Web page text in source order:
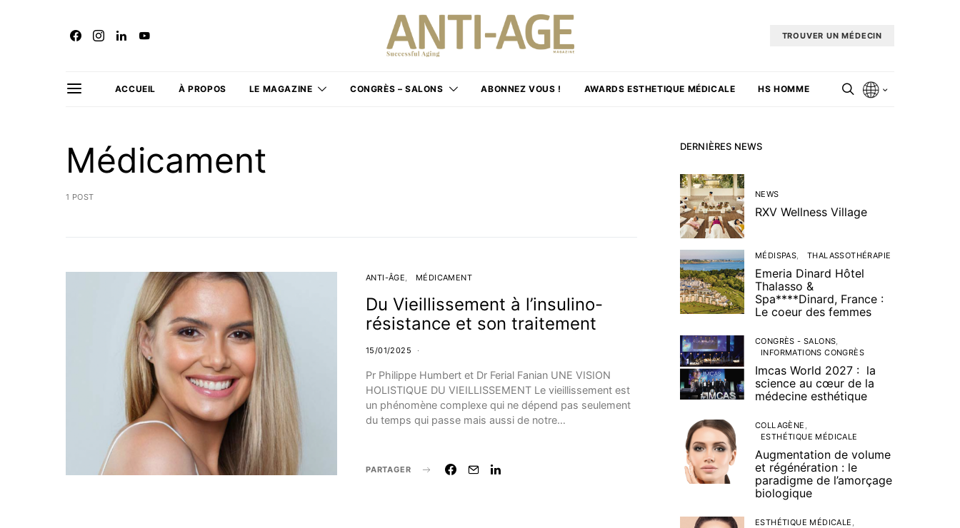
TROUVER UN MÉDECIN
ACCUEIL À PROPOS LE MAGAZINE CONGRÈS – SALONS ABONNEZ VOUS ! AWARDS ESTHETIQUE MÉDICALE HS HOMME
Médicament
1 POST
ANTI-ÂGE MÉDICAMENT
Du Vieillissement à l’insulino-
résistance et son traitement
15/01/2025
Pr Philippe Humbert et Dr Ferial Fanian UNE VISION
HOLISTIQUE DU VIEILLISSEMENT Le vieillissement est
un phénomène complexe qui ne dépend pas seulement
du temps qui passe mais aussi de notre…
PARTAGER
DERNIÈRES NEWS
NEWS
RXV Wellness Village
MÉDISPAS THALASSOTHÉRAPIE
Emeria Dinard Hôtel
Thalasso &
Spa****Dinard, France :
Le coeur des femmes
CONGRÈS - SALONS
INFORMATIONS CONGRÈS
Imcas World 2027 : la
science au cœur de la
médecine esthétique
COLLAGÈNE
ESTHÉTIQUE MÉDICALE
Augmentation de volume
et régénération : le
paradigme de l’amorçage
biologique
ESTHÉTIQUE MÉDICALE